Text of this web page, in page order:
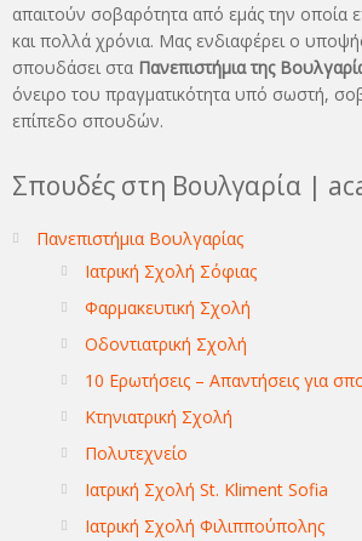
απαιτούν σοβαρότητα από εμάς την οποία
και πολλά χρόνια. Μας ενδιαφέρει ο
σπουδάσει στα Πανεπιστήμια της
όνειρo του πραγματικότητα υπό σωστή,
επίπεδο σπουδών.
Σπουδές στη Βουλγαρία |
Πανεπιστήμια Βουλγαρίας
Ιατρική Σχολή Σόφιας
Φαρμακευτική Σχολή
Οδοντιατρική Σχολή
10 Ερωτήσεις – Απαντήσεις για
Κτηνιατρική Σχολή
Πολυτεχνείο
Ιατρική Σχολή St. Kliment Sofia
Ιατρική Σχολή Φιλιππούπολης